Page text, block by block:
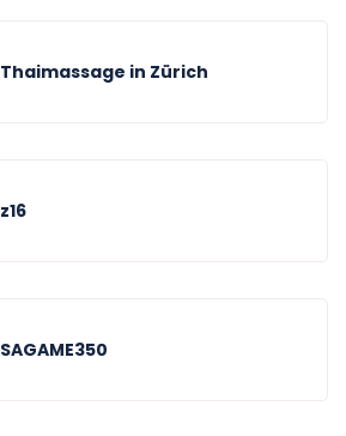
Thaimassage in Zürich
z16
SAGAME350